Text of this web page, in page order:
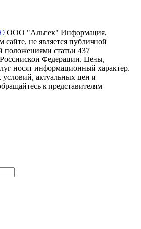
ООО "Альпек" Информация,
сайте, не является публичной
положениями статьи 437
Российской Федерации. Цены,
носят информационный характер.
актуальных цен и
к представителям